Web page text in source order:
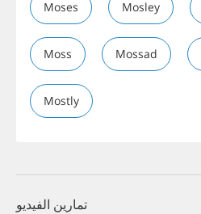
Moses Mosley
Moss Mossad
Mostly
تمارين الفيديو